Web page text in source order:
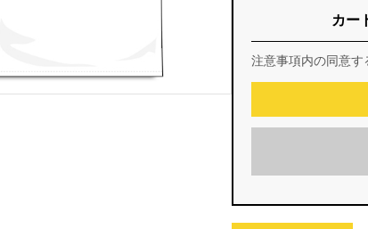
カー
注意事項内の同意